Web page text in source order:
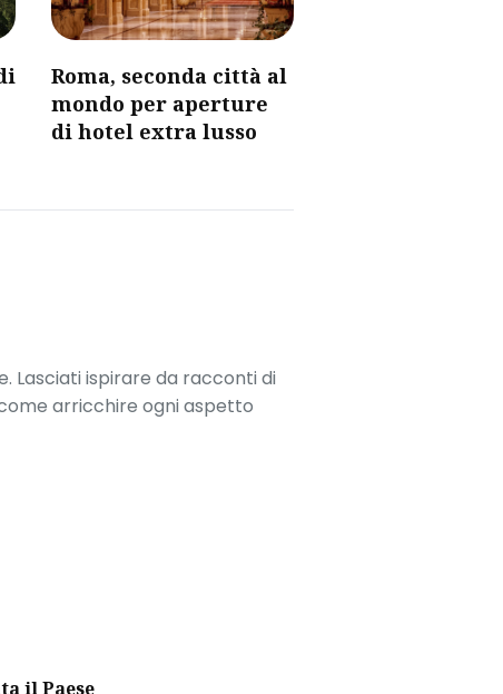
Roma, seconda città al
mondo per aperture
di hotel extra lusso
Lasciati ispirare da racconti di
arricchire ogni aspetto
il Paese